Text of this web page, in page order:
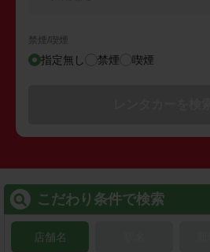
禁煙/喫煙
指定無し 禁煙 喫煙
こだわり条件で検索
店舗名